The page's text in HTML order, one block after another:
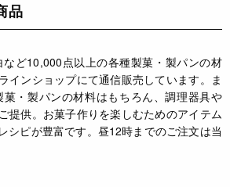
品
ど10,000点以上の各種製菓・製パンの材
インショップにて通信販売しています。ま
・製パンの材料はもちろん、調理器具や
提供。お菓子作りを楽しむためのアイテム
シピが豊富です。昼12時までのご注文は当